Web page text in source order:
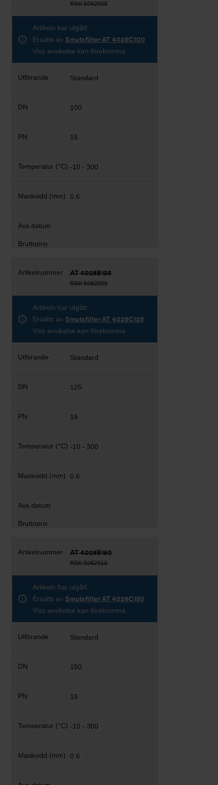
RSK 5062908
Artikeln har utgått
Ersätts av Smutsfilter AT 4028C100
Viss avvikelse kan förekomma
Standard
100
16
-10 - 300
0.6
AT 4028B125
RSK 5062909
Artikeln har utgått
Ersätts av Smutsfilter AT 4028C125
Viss avvikelse kan förekomma
Standard
125
16
-10 - 300
0.6
AT 4028B150
RSK 5062910
Artikeln har utgått
Ersätts av Smutsfilter AT 4028C150
Viss avvikelse kan förekomma
Standard
150
16
-10 - 300
0.6